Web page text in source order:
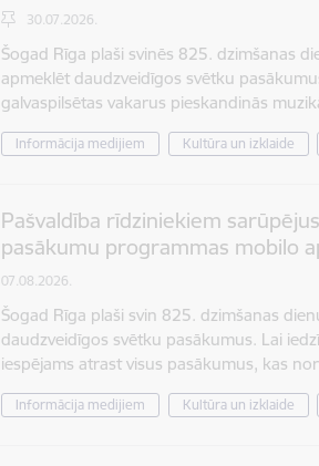
30.07.2026.
Šogad Rīga plaši svinēs 825. dzimšanas
apmeklēt daudzveidīgos svētku
galvaspilsētas vakarus pieskandinās
Informācija medijiem Kultūra un izklaide
Pašvaldība rīdziniekiem
pasākumu programmas mobilo
07.08.2026.
Šogad Rīga plaši svin 825. dzimšanas
daudzveidīgos svētku pasākumus. Lai
iespējams atrast visus pasākumus, kas
Informācija medijiem Kultūra un izklaide